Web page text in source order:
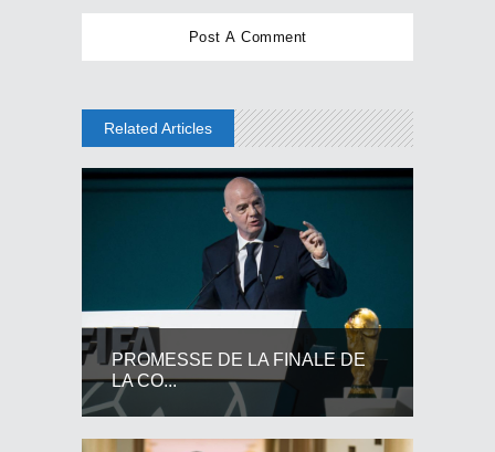
Related Articles
PROMESSE DE LA FINALE DE
LA CO...